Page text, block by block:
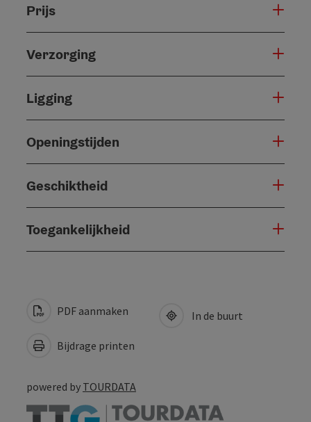
Prijs
Verzorging
Ligging
Openingstijden
Geschiktheid
Toegankelijkheid
PDF aanmaken
Bijdrage printen
In de buurt
powered by TOURDATA